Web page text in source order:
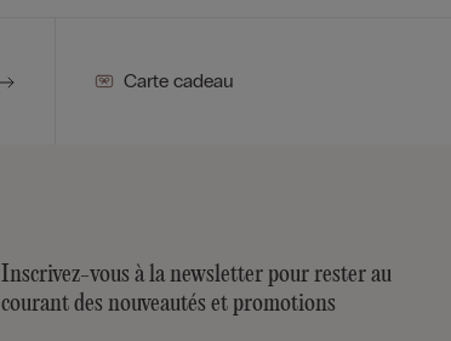
Carte cadeau
Inscrivez-vous à la newsletter pour rester au
courant des nouveautés et promotions